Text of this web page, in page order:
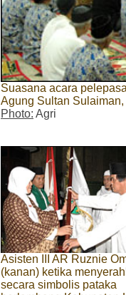
Suasana acara
Agung Sultan
Photo: Agri
Asisten III AR Ruznie
(kanan) ketika
secara simbolis pataka